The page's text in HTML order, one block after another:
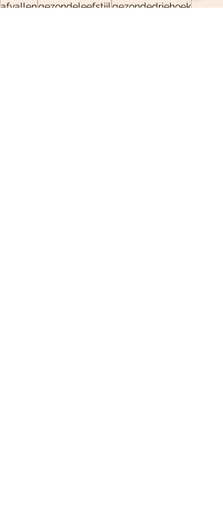
afvallengezondeleefstijlgezondedriehoek